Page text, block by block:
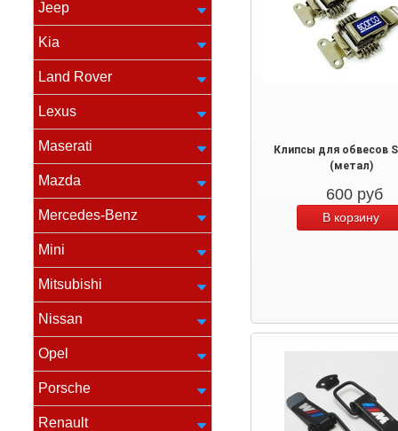
Jeep
Kia
Land Rover
Lexus
Maserati
Mazda
Mercedes-Benz
Mini
Mitsubishi
Nissan
Opel
Porsche
Renault
Клипсы для обвесов
(метал)
600 руб